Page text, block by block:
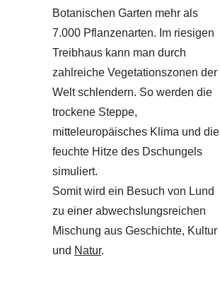
Botanischen Garten mehr als
7.000 Pflanzenarten. Im riesigen
Treibhaus kann man durch
zahlreiche Vegetationszonen der
Welt schlendern. So werden die
trockene Steppe,
mitteleuropäisches Klima und die
feuchte Hitze des Dschungels
simuliert.
Somit wird ein Besuch von Lund
zu einer abwechslungsreichen
Mischung aus Geschichte, Kultur
und Natur.